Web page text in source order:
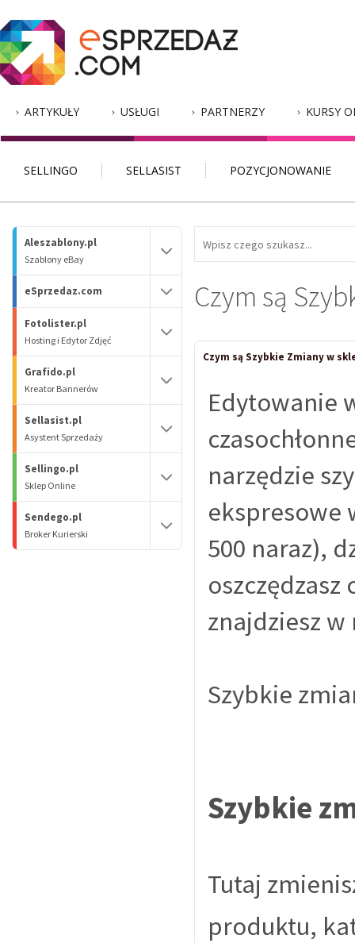
ARTYKUŁY USŁUGI PARTNERZY KURSY
SELLINGO SELLASIST POZYCJONOWANIE
Aleszablony.pl
Szablony eBay
eSprzedaz.com
Fotolister.pl
Hosting i Edytor Zdjęć
Grafido.pl
Kreator Bannerów
Sellasist.pl
Asystent Sprzedaży
Sellingo.pl
Sklep Online
Sendego.pl
Broker Kurierski
Czym są
Czym są Szybkie Zmiany w
Edytowanie
narzędzie
ekspresowe
500 naraz),
znajdziesz
Szybkie
Szybkie
Tutaj
produktu,